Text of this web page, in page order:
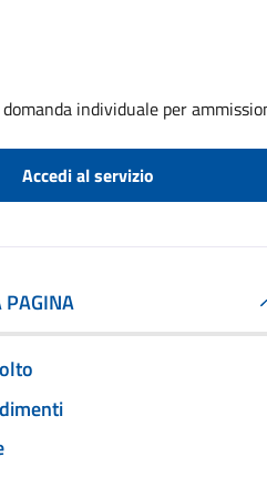
individuale per
Accedi al servizio
PAGINA